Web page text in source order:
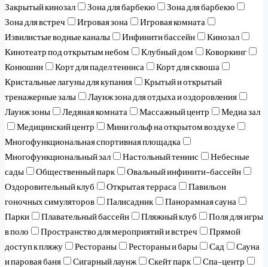
Закрытый кинозал
Зона для барбекю
Зона для барбекю
Зона для встреч
Игровая зона
Игровая комната
Извилистые водные каналы
Инфинити бассейн
Кинозал
Кинотеатр под открытым небом
Клубный дом
Коворкинг
Конюшни
Корт для падел тенниса
Корт для сквоша
Кристальные лагуны для купания
Крытый и открытый
тренажерные залы
Лаунж зона для отдыха и оздоровления
Лаунж зоны
Ледяная комната Массажный центр
Медиа зал
Медицинский центр
Мини гольф на открытом воздухе
Многофункциональная спортивная площадка
Многофункциональный зал
Настольный теннис
Небесные
сады
Общественный парк
Овальный инфинити-бассейн
Оздоровительный клуб
Открытая терраса
Павильон
гоночных симуляторов
Палисадник
Панорамная сауна
Парки
Плавательный бассейн Пляжный клуб
Поля для игры
в поло
Пространство для мероприятий и встреч
Прямой
доступ к пляжу
Рестораны Рестораны и бары Сад
Сауна
и паровая баня
Сигарный лаунж Скейт парк
Спа-центр